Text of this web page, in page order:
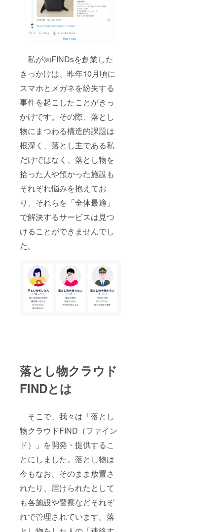
私が㈱FINDsを創業した
きっかけは、昨年10月頃に
スマホとメガネを紛失する
事件を起こしたことがきっ
かけです。その際、落とし
物にまつわる構造的課題は
根深く、落とし主である私
だけではなく、落とし物を
拾った人や預かった施設も
それぞれ悩みを抱えてお
り、それらを「全体最適」
で解決するサービスは見つ
けることができませんでし
た。
落とし物クラウド
FINDとは
そこで、我々は「落とし
物クラウドFIND（ファイン
ド）」を開発・提供するこ
とにしました。落とし物は
今もなお、そのまま放置さ
れたり、届けられたとして
も各施設や警察などそれぞ
れで管理されています。落